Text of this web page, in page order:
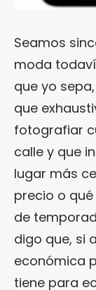
Seamos
moda
que yo
que
fotografiar
calle y que
lugar más
precio o
de
digo que, si
económica
tiene para